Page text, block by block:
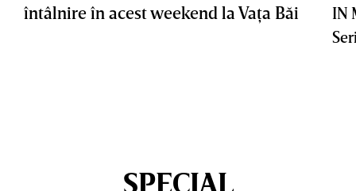
întâlnire în acest weekend la Vaţa Băi
IN
SPECIAL